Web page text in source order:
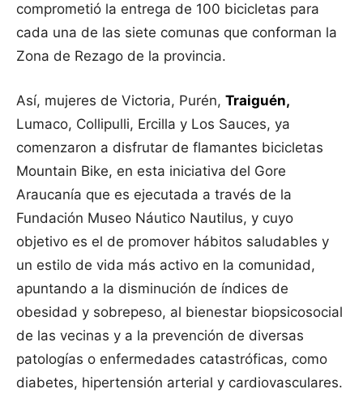
comprometió la entrega de 100 bicicletas para
cada una de las siete comunas que conforman la
Zona de Rezago de la provincia.
Así, mujeres de Victoria, Purén, Traiguén,
Lumaco, Collipulli, Ercilla y Los Sauces, ya
comenzaron a disfrutar de flamantes bicicletas
Mountain Bike, en esta iniciativa del Gore
Araucanía que es ejecutada a través de la
Fundación Museo Náutico Nautilus, y cuyo
objetivo es el de promover hábitos saludables y
un estilo de vida más activo en la comunidad,
apuntando a la disminución de índices de
obesidad y sobrepeso, al bienestar biopsicosocial
de las vecinas y a la prevención de diversas
patologías o enfermedades catastróficas, como
diabetes, hipertensión arterial y cardiovasculares.